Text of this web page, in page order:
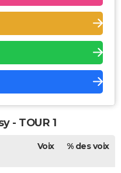
- TOUR 1
Voix % des voix